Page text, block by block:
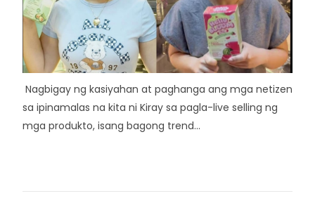
Nagbigay ng kasiyahan at paghanga ang mga netizen
sa ipinamalas na kita ni Kiray sa pagla-live selling ng
mga produkto, isang bagong trend...